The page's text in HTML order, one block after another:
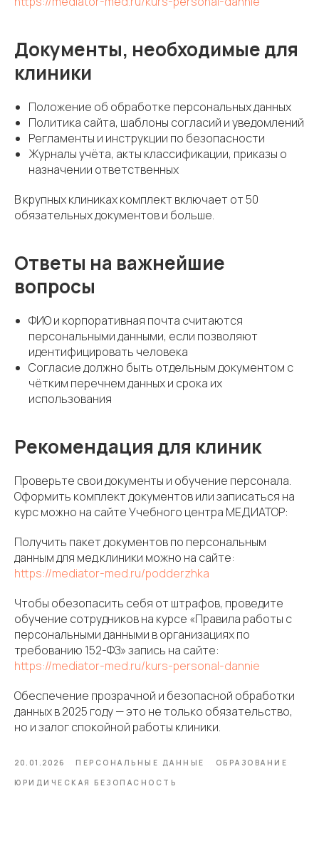
Документы, необходимые для
клиники
Положение об обработке персональных данных
Политика сайта, шаблоны согласий и уведомлений
Регламенты и инструкции по безопасности
Журналы учёта, акты классификации, приказы о
назначении ответственных
В крупных клиниках комплект включает от 50
обязательных документов и больше.
Ответы на важнейшие
вопросы
ФИО и корпоративная почта считаются
персональными данными, если позволяют
идентифицировать человека
Согласие должно быть отдельным документом с
чётким перечнем данных и срока их
использования
Рекомендация для клиник
Проверьте свои документы и обучение персонала.
Оформить комплект документов или записаться на
курс можно на сайте Учебного центра МЕДИАТОР:
Получить пакет документов по персональным
данным для мед.клиники можно на сайте:
https://mediator-med.ru/podderzhka
Чтобы обезопасить себя от штрафов, проведите
обучение сотрудников на курсе «Правила работы с
персональными данными в организациях по
требованию 152-ФЗ» запись на сайте:
https://mediator-med.ru/kurs-personal-dannie
Обеспечение прозрачной и безопасной обработки
данных в 2025 году — это не только обязательство,
но и залог спокойной работы клиники.
20.01.2026 ПЕРСОНАЛЬНЫЕ ДАННЫЕ
ОБРАЗОВАНИЕ
ЮРИДИЧЕСКАЯ БЕЗОПАСНОСТЬ